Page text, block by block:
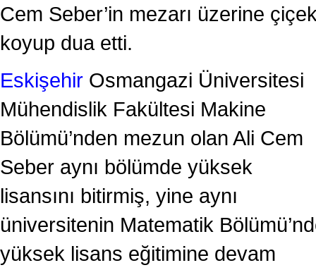
Cem Seber’in mezarı üzerine
koyup dua etti.
Eskişehir Osmangazi Üniversitesi
Mühendislik Fakültesi Makine
Bölümü’nden mezun olan Ali Cem
Seber aynı bölümde yüksek
lisansını bitirmiş, yine aynı
üniversitenin Matematik
yüksek lisans eğitimine devam